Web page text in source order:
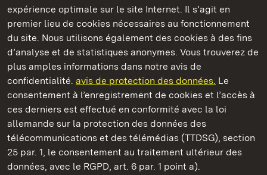
expérience optimale sur le site Internet. Il s’agit en
premier lieu de cookies nécessaires au fonctionnement
du site. Nous utilisons également des cookies à des fins
d’analyse et de statistiques anonymes. Vous trouverez de
plus amples informations dans notre avis de
confidentialité. avis de protection des données. Le
consentement à l’enregistrement de cookies et l’accès à
ces derniers est effectué en conformité avec la loi
allemande sur la protection des données des
télécommunications et des télémédias (TTDSG), section
25 par. 1, le consentement au traitement ultérieur des
données, avec le RGPD, art. 6 par. 1 point a).
Staatliche Schlösser und Gärten Baden‑Württemberg
Châteaux et jardins publics du Bade-Wurtemberg
ContactFAQ et réponsesMentions légales
Protection des données
Explications sur l’accessibilité
BITV-konform (geprüfte Seiten)